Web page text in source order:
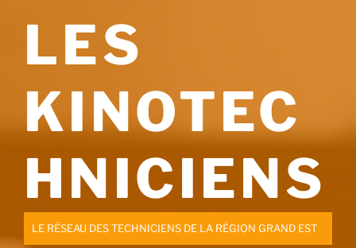
principalLES
KINOTEC
HNICIENS
LE RÉSEAU DES TECHNICIENS DE LA RÉGION GRAND EST